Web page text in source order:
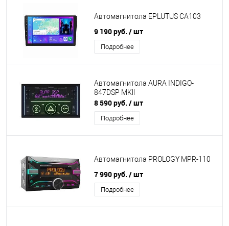
Автомагнитола EPLUTUS CA103
9 190 руб. / шт
Подробнее
Автомагнитола AURA INDIGO-
847DSP MKll
8 590 руб. / шт
Подробнее
Автомагнитола PROLOGY MPR-110
7 990 руб. / шт
Подробнее